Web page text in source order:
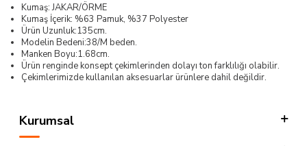
Kumaş: JAKAR/ÖRME
Kumaş İçerik: %63 Pamuk, %37 Polyester
Ürün Uzunluk:135cm.
Modelin Bedeni:38/M beden.
Manken Boyu:1.68cm.
Ürün renginde konsept çekimlerinden dolayı ton farklılığı olabilir.
Çekimlerimizde kullanılan aksesuarlar ürünlere dahil değildir.
Kurumsal